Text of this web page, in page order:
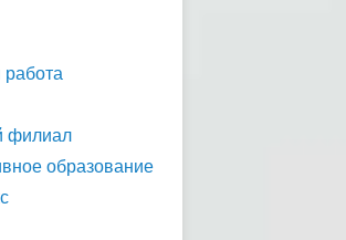
работа
филиал
образование